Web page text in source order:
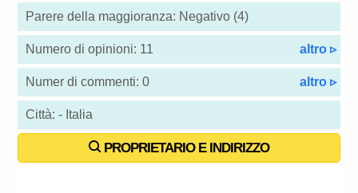
Parere della maggioranza: Negativo (4)
Numero di opinioni: 11 altro ▹
Numer di commenti: 0 altro ▹
Città: - Italia
PROPRIETARIO E INDIRIZZO